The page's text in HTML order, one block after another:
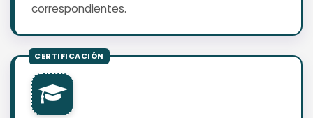
correspondientes.